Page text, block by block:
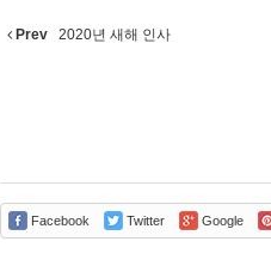
Prev 2020년 새해 인사
Facebook Twitter Google